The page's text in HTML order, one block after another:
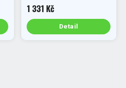
1 331 Kč
Detail